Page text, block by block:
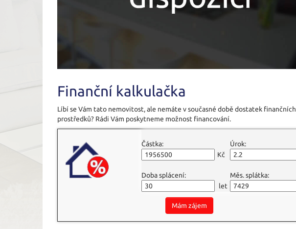
Finanční kalkulačka
Líbí se Vám tato nemovitost, ale nemáte v současné době dostatek finančních
prostředků? Rádi Vám poskytneme možnost financování.
Částka:
Kč
Úrok:
Doba splácení:
let
Měs. splátka:
Mám zájem